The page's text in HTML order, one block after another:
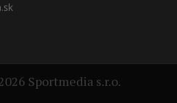
Sportmedia s.r.o.